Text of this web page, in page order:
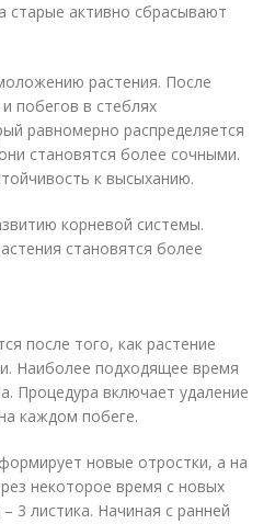
старые активно сбрасывают
растения. После
побегов в стеблях
равномерно распределяется
становятся более сочными.
к высыханию.
корневой системы.
становятся более
после того, как растение
Наиболее подходящее время
Процедура включает удаление
каждом побеге.
новые отростки, а на
некоторое время с новых
3 листика. Начиная с ранней